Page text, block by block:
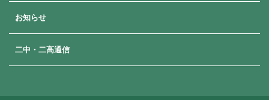
歴史と沿革
進路指導
補習・講習
お知らせ
二中・二高通信